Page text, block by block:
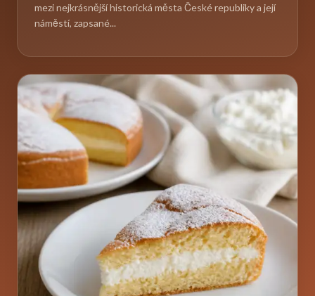
mezi nejkrásnější historická města České republiky a její
náměstí, zapsané...